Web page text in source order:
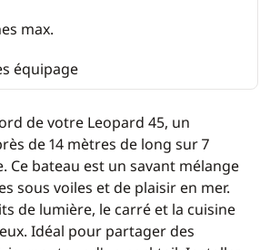
max.
équipage
de votre Leopard 45, un
de 14 mètres de long sur 7
Ce bateau est un savant mélange
sous voiles et de plaisir en mer.
de lumière, le carré et la cuisine
Idéal pour partager des